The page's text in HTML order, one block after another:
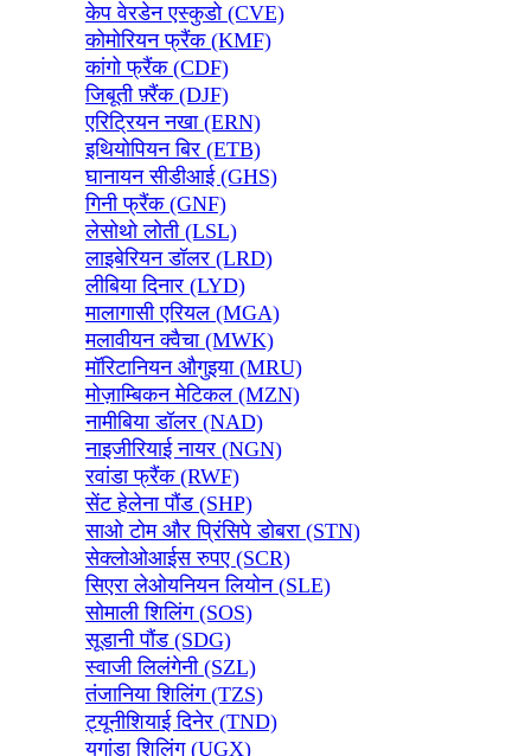
केप वेरडेन एस्कुडो (CVE)
कोमोरियन फ्रैंक (KMF)
कांगो फ्रैंक (CDF)
जिबूती फ़्रैंक (DJF)
एरिट्रियन नखा (ERN)
इथियोपियन बिर (ETB)
घानायन सीडीआई (GHS)
गिनी फ्रैंक (GNF)
लेसोथो लोती (LSL)
लाइबेरियन डॉलर (LRD)
लीबिया दिनार (LYD)
मालागासी एरियल (MGA)
मलावीयन क्वैचा (MWK)
मॉरिटानियन औगुइया (MRU)
मोज़ाम्बिकन मेटिकल (MZN)
नामीबिया डॉलर (NAD)
नाइजीरियाई नायर (NGN)
रवांडा फ्रैंक (RWF)
सेंट हेलेना पौंड (SHP)
साओ टोम और प्रिंसिपे डोबरा (STN)
सेक्लोओआईस रुपए (SCR)
सिएरा लेओयनियन लियोन (SLE)
सोमाली शिलिंग (SOS)
सूडानी पौंड (SDG)
स्वाजी लिलंगेनी (SZL)
तंजानिया शिलिंग (TZS)
ट्यूनीशियाई दिनेर (TND)
युगांडा शिलिंग (UGX)